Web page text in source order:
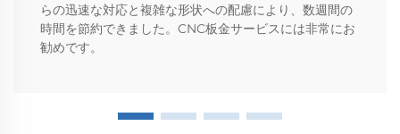
らの迅速な対応と複雑な形状への配慮により、数週間の
時間を節約できました。CNC板金サービスには非常にお
勧めです。